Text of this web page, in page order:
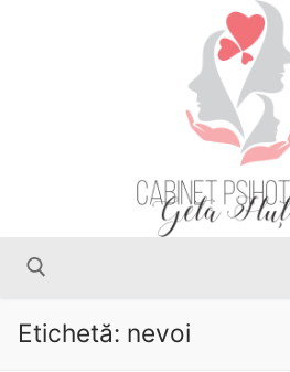
Etichetă: nevoi